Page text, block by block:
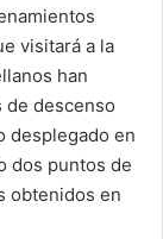
visitará a la
han
de descenso
desplegado en
dos puntos de
obtenidos en